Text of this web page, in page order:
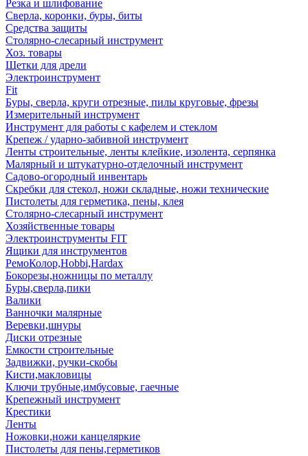
Резка и шлифование
Сверла, коронки, буры, биты
Средства защиты
Столярно-слесарный инструмент
Хоз. товары
Щетки для дрели
Электроинструмент
Fit
Буры, сверла, круги отрезные, пилы круговые, фрезы
Измерительный инструмент
Инструмент для работы с кафелем и стеклом
Крепеж / ударно-забивной инструмент
Ленты строительные, ленты клейкие, изолента, серпянка
Малярный и штукатурно-отделочный инструмент
Садово-огородный инвентарь
Скребки для стекол, ножи складные, ножи технические
Пистолеты для герметика, пены, клея
Столярно-слесарный инструмент
Хозяйственные товары
Электроинструменты FIT
Ящики для инструментов
РемоКолор,Hobbi,Hardax
Бокорезы,ножницы по металлу
Буры,сверла,пики
Валики
Ванночки малярные
Веревки,шнуры
Диски отрезные
Емкости строительные
Задвижки, ручки-скобы
Кисти,макловицы
Ключи трубные,имбусовые, гаечные
Крепежный инструмент
Крестики
Ленты
Ножовки,ножи канцеляркие
Пистолеты для пены,герметиков